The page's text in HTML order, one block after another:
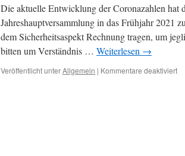
Die aktuelle Entwicklung der Coronazahlen hat
Jahreshauptversammlung in das Frühjahr 2021
dem Sicherheitsaspekt Rechnung tragen, um
bitten um Verständnis … Weiterlesen →
Veröffentlicht unterAllgemein | Kommentare deaktiviertfür